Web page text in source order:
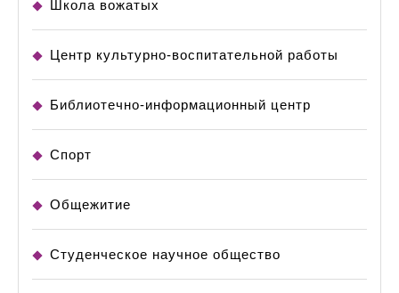
Школа вожатых
Центр культурно-воспитательной работы
Библиотечно-информационный центр
Спорт
Общежитие
Студенческое научное общество